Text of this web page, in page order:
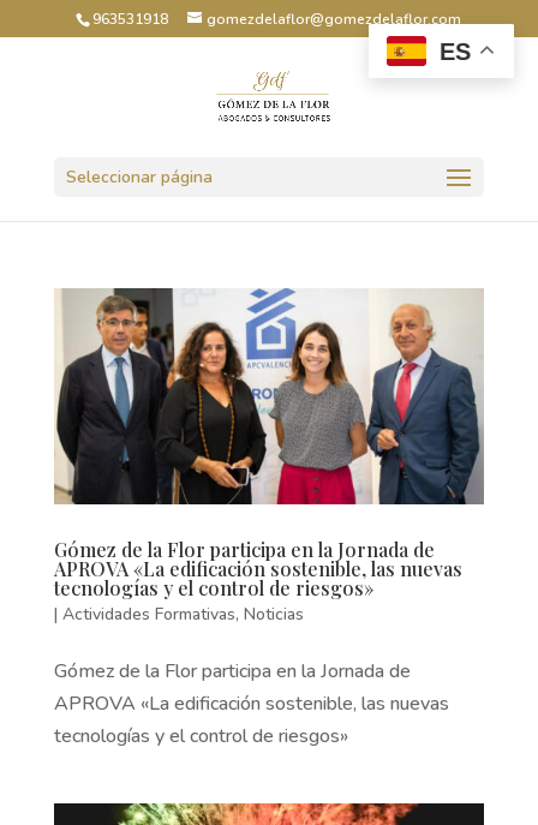
963531918 gomezdelaflor@gomezdelaflor.com
Seleccionar página
Gómez de la Flor participa en la Jornada de
APROVA «La edificación sostenible, las nuevas
tecnologías y el control de riesgos»
| Actividades Formativas, Noticias
Gómez de la Flor participa en la Jornada de
APROVA «La edificación sostenible, las nuevas
tecnologías y el control de riesgos»
ES